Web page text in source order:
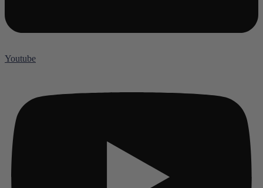
Youtube